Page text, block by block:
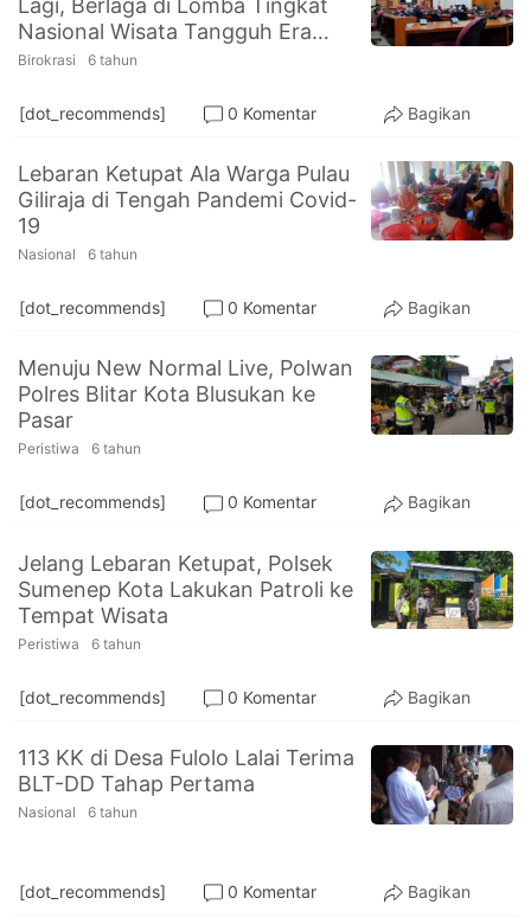
PT.
Balqis
Cyber
Media
Lagi, Berlaga di Lomba Tingkat
Nasional Wisata Tangguh Era
New Normal
Birokrasi 6 tahun
[dot_recommends] 0 Komentar Bagikan
Lebaran Ketupat Ala Warga Pulau
Giliraja di Tengah Pandemi Covid-
19
Nasional 6 tahun
[dot_recommends] 0 Komentar Bagikan
Menuju New Normal Live, Polwan
Polres Blitar Kota Blusukan ke
Pasar
Peristiwa 6 tahun
[dot_recommends] 0 Komentar Bagikan
Jelang Lebaran Ketupat, Polsek
Sumenep Kota Lakukan Patroli ke
Tempat Wisata
Peristiwa 6 tahun
[dot_recommends] 0 Komentar Bagikan
113 KK di Desa Fulolo Lalai Terima
BLT-DD Tahap Pertama
Nasional 6 tahun
[dot_recommends] 0 Komentar Bagikan